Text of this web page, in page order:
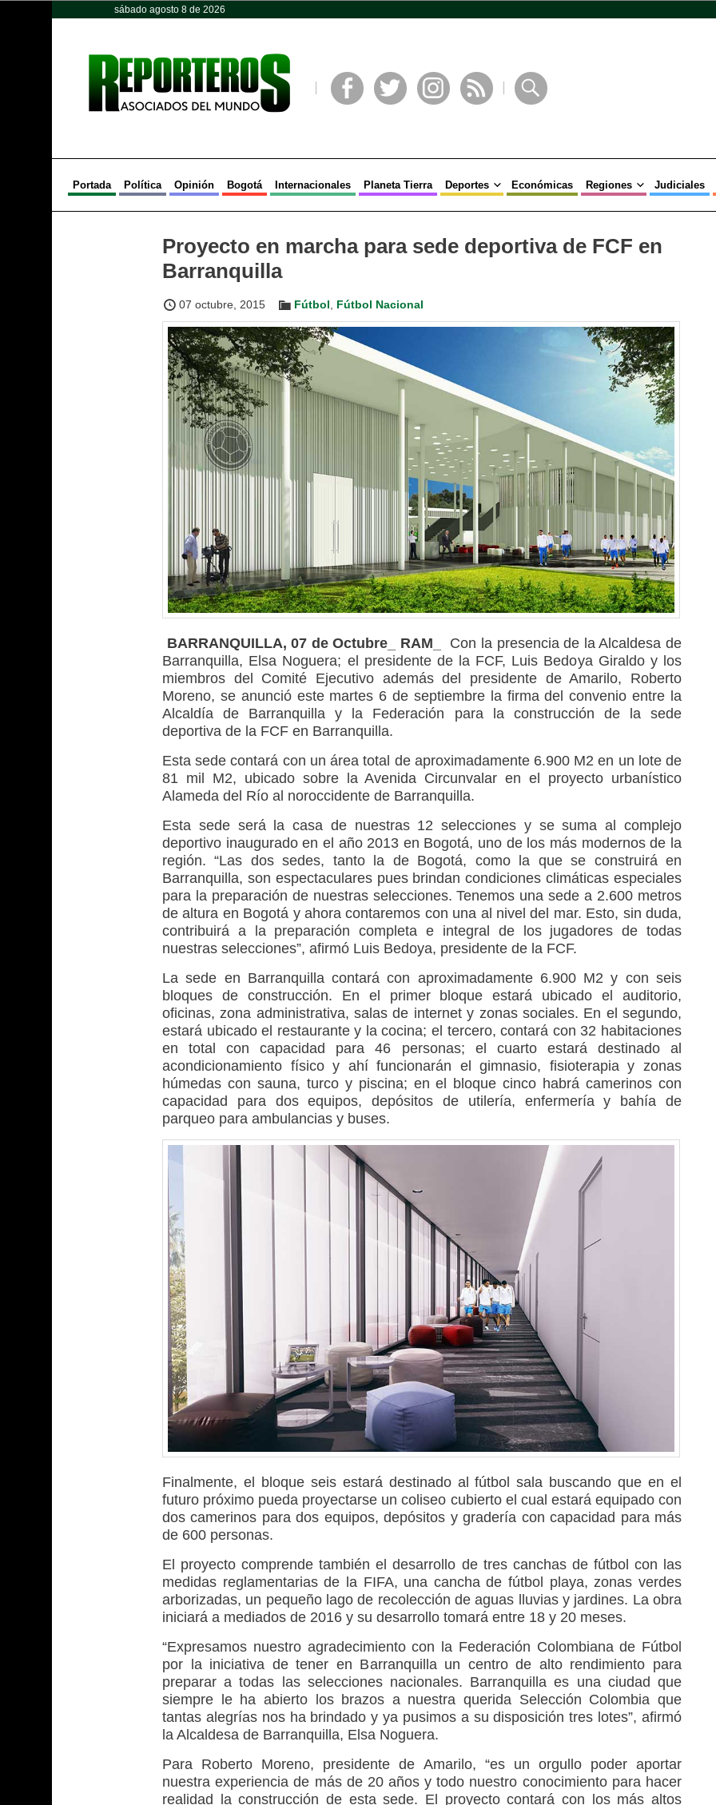
sábado agosto 8 de 2026
Portada Política Opinión Bogotá Internacionales Planeta Tierra Deportes Económicas Regiones Judiciales
Proyecto en marcha para sede deportiva de FCF en
Barranquilla
07 octubre, 2015 Fútbol Fútbol Nacional
BARRANQUILLA, 07 de Octubre_ RAM_
Con la presencia de la Alcaldesa de
Barranquilla, Elsa Noguera; el presidente de la FCF, Luis Bedoya Giraldo y los
miembros del Comité Ejecutivo además del presidente de Amarilo, Roberto
Moreno, se anunció este martes 6 de septiembre la firma del convenio entre la
Alcaldía de Barranquilla y la Federación para la construcción de la sede
deportiva de la FCF en Barranquilla.
Esta sede contará con un área total de aproximadamente 6.900 M2 en un lote de
81 mil M2, ubicado sobre la Avenida Circunvalar en el proyecto urbanístico
Alameda del Río al noroccidente de Barranquilla.
Esta sede será la casa de nuestras 12 selecciones y se suma al complejo
deportivo inaugurado en el año 2013 en Bogotá, uno de los más modernos de la
región. “Las dos sedes, tanto la de Bogotá, como la que se construirá en
Barranquilla, son espectaculares pues brindan condiciones climáticas especiales
para la preparación de nuestras selecciones. Tenemos una sede a 2.600 metros
de altura en Bogotá y ahora contaremos con una al nivel del mar. Esto, sin duda,
contribuirá a la preparación completa e integral de los jugadores de todas
nuestras selecciones”, afirmó Luis Bedoya, presidente de la FCF.
La sede en Barranquilla contará con aproximadamente 6.900 M2 y con seis
bloques de construcción. En el primer bloque estará ubicado el auditorio,
oficinas, zona administrativa, salas de internet y zonas sociales. En el segundo,
estará ubicado el restaurante y la cocina; el tercero, contará con 32 habitaciones
en total con capacidad para 46 personas; el cuarto estará destinado al
acondicionamiento físico y ahí funcionarán el gimnasio, fisioterapia y zonas
húmedas con sauna, turco y piscina; en el bloque cinco habrá camerinos con
capacidad para dos equipos, depósitos de utilería, enfermería y bahía de
parqueo para ambulancias y buses.
Finalmente, el bloque seis estará destinado al fútbol sala buscando que en el
futuro próximo pueda proyectarse un coliseo cubierto el cual estará equipado con
dos camerinos para dos equipos, depósitos y gradería con capacidad para más
de 600 personas.
El proyecto comprende también el desarrollo de tres canchas de fútbol con las
medidas reglamentarias de la FIFA, una cancha de fútbol playa, zonas verdes
arborizadas, un pequeño lago de recolección de aguas lluvias y jardines. La obra
iniciará a mediados de 2016 y su desarrollo tomará entre 18 y 20 meses.
“Expresamos nuestro agradecimiento con la Federación Colombiana de Fútbol
por la iniciativa de tener en Barranquilla un centro de alto rendimiento para
preparar a todas las selecciones nacionales. Barranquilla es una ciudad que
siempre le ha abierto los brazos a nuestra querida Selección Colombia que
tantas alegrías nos ha brindado y ya pusimos a su disposición tres lotes”, afirmó
la Alcaldesa de Barranquilla, Elsa Noguera.
Para Roberto Moreno, presidente de Amarilo, “es un orgullo poder aportar
nuestra experiencia de más de 20 años y todo nuestro conocimiento para hacer
realidad la construcción de esta sede. El proyecto contará con los más altos
Opinión Política